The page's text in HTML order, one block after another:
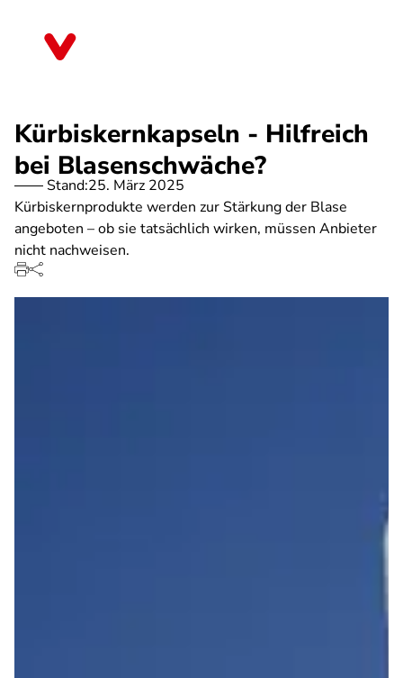
Kürbiskernkapseln - Hilfreich
bei Blasenschwäche?
Stand:25. März 2025
Kürbiskernprodukte werden zur Stärkung der Blase
angeboten – ob sie tatsächlich wirken, müssen Anbieter
nicht nachweisen.